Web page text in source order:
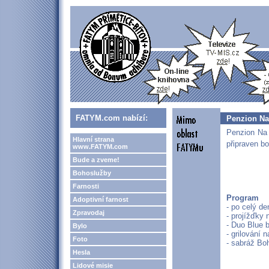
FATYM.com nabízí:
Hlavní strana
www.FATYM.com
Bude a zveme!
Bohoslužby
Farnosti
Adoptivní farnost
Zpravodaj
Bylo
Foto
Hesla
Lidové misie
Penzion
Penzion
připraven
Program
- po celý
- projížďky
- Duo Blue
- grilování
- sabráž